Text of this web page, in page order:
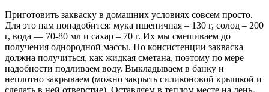
Приготовить закваску в домашних условиях совсем просто.
Для это нам понадобится: мука пшеничная – 130 г, солод – 200
г, вода — 70-80 мл и сахар – 70 г. Их мы смешиваем до
получения однородной массы. По консистенции закваска
должна получиться, как жидкая сметана, поэтому по мере
надобности подливаем воду. Выкладываем в банку и
неплотно закрываем (можно закрыть силиконовой крышкой и
сделать в ней отверстие). Оставляем в теплом месте на день-